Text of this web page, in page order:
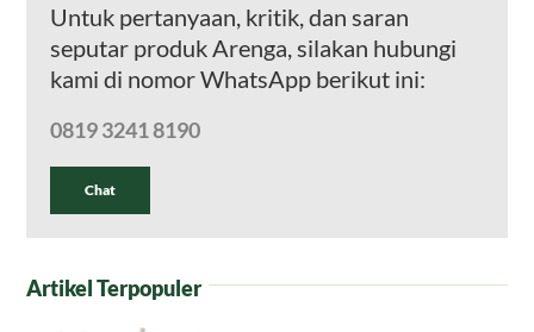
Untuk pertanyaan, kritik, dan saran
seputar produk Arenga, silakan hubungi
kami di nomor WhatsApp berikut ini:
0819 3241 8190
Chat
Artikel Terpopuler